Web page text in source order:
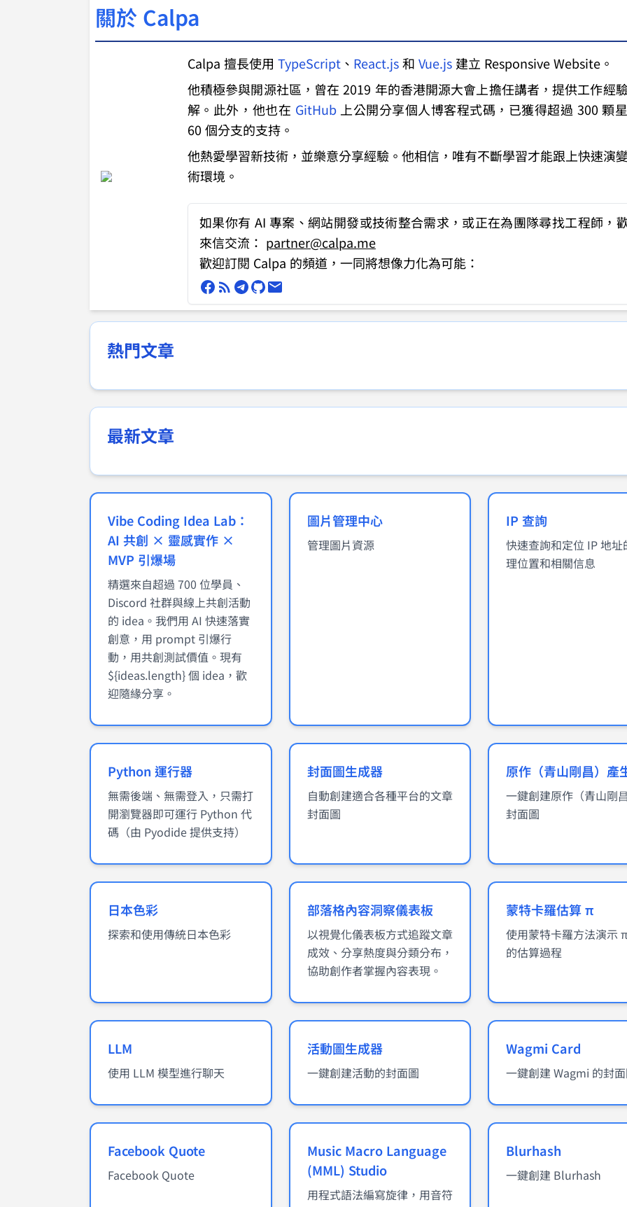
關於 Calpa
Calpa 擅長使用 TypeScript、 React.js和 Vue.js建立 Responsive Website。
他積極參與開源社區，曾在 2019 年的香港開源大會上擔任講者，提供工作經
解。此外，他也在 GitHub上公開分享個人博客程式碼，已獲得超過 300 顆
60 個分支的支持。
他熱愛學習新技術，並樂意分享經驗。他相信，唯有不斷學習才能跟上快速演
術環境。
如果你有 AI 專案、網站開發或技術整合需求 ，或正在為團隊尋找工程師，
來信交流： partner@calpa.me
歡迎訂閱 Calpa 的頻道，一同將想像力化為可能：
熱門文章
最新文章
Vibe Coding Idea Lab：
AI 共創 × 靈感實作 ×
MVP 引爆場
精選來自超過 700 位學員、
Discord 社群與線上共創活動
的 idea。我們用 AI 快速落實
創意，用 prompt 引爆行
動，用共創測試價值。現有
${ideas.length} 個 idea，歡
迎隨緣分享。
圖片管理中心
管理圖片資源
IP 查詢
快速查詢和定位 IP 地址
理位置和相關信息
Python 運行器
無需後端、無需登入，只需打
開瀏覽器即可運行 Python 代
碼（由 Pyodide 提供支持）
封面圖生成器
自動創建適合各種平台的文章
封面圖
原作（青山剛昌）產
一鍵創建原作（青山剛
封面圖
日本色彩
探索和使用傳統日本色彩
部落格內容洞察儀表板
以視覺化儀表板方式追蹤文章
成效、分享熱度與分類分布，
協助創作者掌握內容表現。
蒙特卡羅估算 π
使用蒙特卡羅方法演示
的估算過程
LLM
使用 LLM 模型進行聊天
活動圖生成器
一鍵創建活動的封面圖
Wagmi Card
一鍵創建 Wagmi 的封
Facebook Quote
Facebook Quote
Music Macro Language
(MML) Studio
用程式語法編寫旋律，用音符
Blurhash
一鍵創建 Blurhash